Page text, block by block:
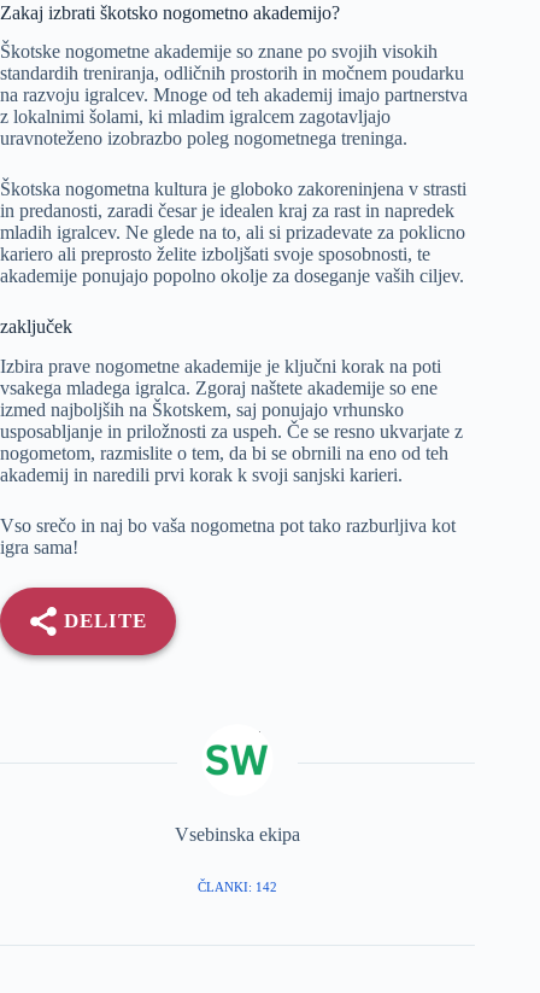
Zakaj izbrati škotsko nogometno akademijo?
Škotske nogometne akademije so znane po svojih visokih
standardih treniranja, odličnih prostorih in močnem poudarku
na razvoju igralcev. Mnoge od teh akademij imajo partnerstva
z lokalnimi šolami, ki mladim igralcem zagotavljajo
uravnoteženo izobrazbo poleg nogometnega treninga.
Škotska nogometna kultura je globoko zakoreninjena v strasti
in predanosti, zaradi česar je idealen kraj za rast in napredek
mladih igralcev. Ne glede na to, ali si prizadevate za poklicno
kariero ali preprosto želite izboljšati svoje sposobnosti, te
akademije ponujajo popolno okolje za doseganje vaših ciljev.
zaključek
Izbira prave nogometne akademije je ključni korak na poti
vsakega mladega igralca. Zgoraj naštete akademije so ene
izmed najboljših na Škotskem, saj ponujajo vrhunsko
usposabljanje in priložnosti za uspeh. Če se resno ukvarjate z
nogometom, razmislite o tem, da bi se obrnili na eno od teh
akademij in naredili prvi korak k svoji sanjski karieri.
Vso srečo in naj bo vaša nogometna pot tako razburljiva kot
igra sama!
DELITE
Vsebinska ekipa
ČLANKI: 142